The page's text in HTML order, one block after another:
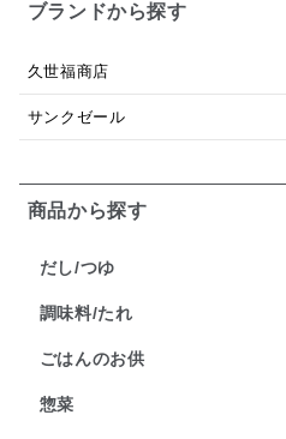
ブランドから探す
久世福商店
サンクゼール
商品から探す
だし/つゆ
調味料/たれ
ごはんのお供
惣菜